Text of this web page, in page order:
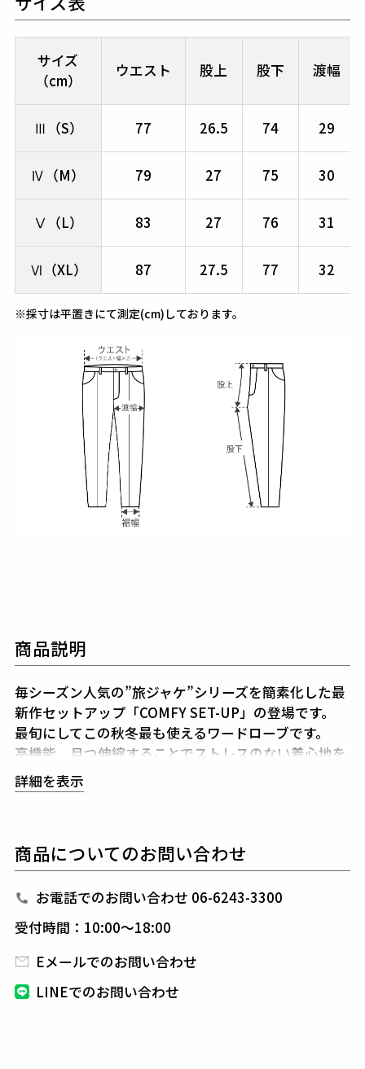
サイズ
（cm）
ウエスト 股上 股下 渡幅
Ⅲ（S） 77 26.5 74 29
Ⅳ（M） 79 27 75 30
Ⅴ（L） 83 27 76 31
Ⅵ（XL） 87 27.5 77 32
※採寸は平置きにて測定(cm)しております。
商品説明
毎シーズン人気の”旅ジャケ”シリーズを簡素化した最
新作セットアップ「COMFY SET-UP」の登場です。
最旬にしてこの秋冬最も使えるワードローブです。
高機能、且つ伸縮することでストレスのない着心地を
堪能できるセットアップです。
今季はピークドラペルのシングルブレストJKTをクレ
1PIU1UGUALE3が得意とするシャープで美しいシル
エットに加え高機能ストレッチ素材と3Dパターン＆
立体裁断により細身ながらストレスのない着心地をキ
ープしてくれます。
また、1piu1uguale3オリジナルの折鶴ピンをラペル
に付属しています。
ーパードの美しいシルエットと
詳細を表示
商品についてのお問い合わせ
お電話でのお問い合わせ 06-6243-3300
受付時間：10:00～18:00
Eメールでのお問い合わせ
LINEでのお問い合わせ